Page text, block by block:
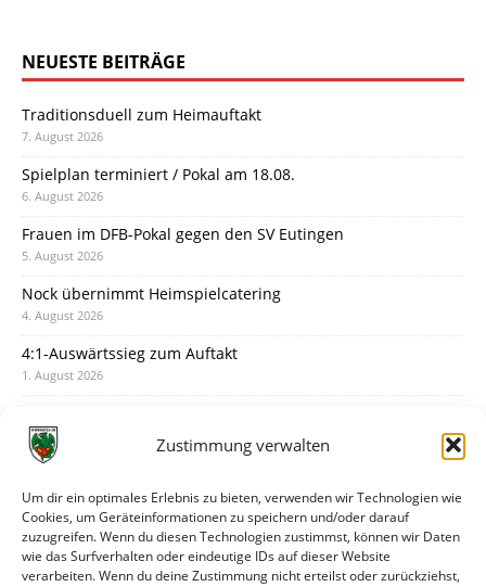
Zustimmung verwalten
Um dir ein optimales Erlebnis zu bieten, verwenden wir Technologien wie
Cookies, um Geräteinformationen zu speichern und/oder darauf
zuzugreifen. Wenn du diesen Technologien zustimmst, können wir Daten
wie das Surfverhalten oder eindeutige IDs auf dieser Website
verarbeiten. Wenn du deine Zustimmung nicht erteilst oder zurückziehst,
NEUESTE BEITRÄGE
Traditionsduell zum Heimauftakt
7. August 2026
Spielplan terminiert / Pokal am 18.08.
6. August 2026
Frauen im DFB-Pokal gegen den SV Eutingen
5. August 2026
Nock übernimmt Heimspielcatering
4. August 2026
4:1-Auswärtssieg zum Auftakt
1. August 2026
31. Juli 2026
30. Juli 2026
Deine Spielminute: 89+1
28. Juli 2026